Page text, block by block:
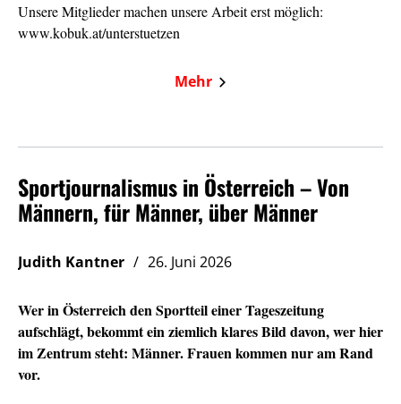
Unsere Mitglieder machen unsere Arbeit erst möglich:
www.kobuk.at/unterstuetzen
Mehr
Sportjournalismus in Österreich – Von
Männern, für Männer, über Männer
Judith Kantner 26. Juni 2026
Wer in Österreich den Sportteil einer Tageszeitung
aufschlägt, bekommt ein ziemlich klares Bild davon, wer hier
im Zentrum steht: Männer. Frauen kommen nur am Rand
vor.